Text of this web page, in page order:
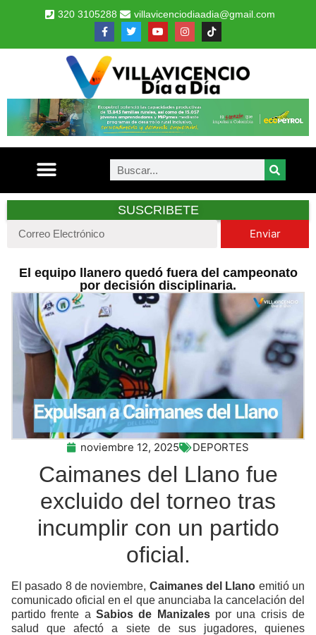
320 3105288 villavicenciodiaadia@gmail.com
SUSCRIBETE
Enviar
El equipo llanero quedó fuera del campeonato
por decisión disciplinaria.
noviembre 12, 2025 DEPORTES
Caimanes del Llano fue
excluido del torneo tras
incumplir con un partido
oficial.
El pasado 8 de noviembre, Caimanes del Llano emitió un
comunicado oficial en el que anunciaba la cancelación del
partido frente a Sabios de Manizalespor una crisis de
salud que afectó a siete de sus jugadores, quienes